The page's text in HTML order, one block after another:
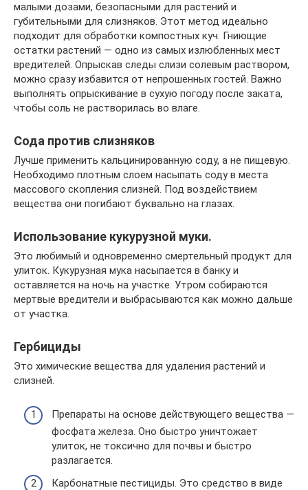
малыми дозами, безопасными для растений и
губительными для слизняков. Этот метод идеально
подходит для обработки компостных куч. Гниющие
остатки растений — одно из самых излюбленных мест
вредителей. Опрыскав следы слизи солевым раствором,
можно сразу избавится от непрошенных гостей. Важно
выполнять опрыскивание в сухую погоду после заката,
чтобы соль не растворилась во влаге.
Сода против слизняков
Лучше применить кальцинированную соду, а не пищевую.
Необходимо плотным слоем насыпать соду в места
массового скопления слизней. Под воздействием
вещества они погибают буквально на глазах.
Использование кукурузной муки.
Это любимый и одновременно смертельный продукт для
улиток. Кукурузная мука насыпается в банку и
оставляется на ночь на участке. Утром собираются
мертвые вредители и выбрасываются как можно дальше
от участка.
Гербициды
Это химические вещества для удаления растений и
слизней.
Препараты на основе действующего вещества —
фосфата железа. Оно быстро уничтожает
улиток, не токсично для почвы и быстро
разлагается.
Карбонатные пестициды. Это средство в виде